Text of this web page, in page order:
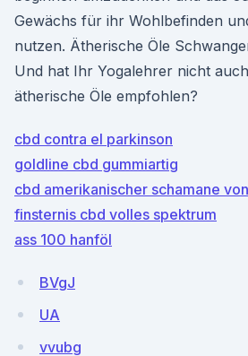
Gewächs für ihr Wohlbefinden
nutzen. Ätherische Öle
Und hat Ihr Yogalehrer nicht
ätherische Öle empfohlen?
cbd contra el parkinson
goldline cbd gummiartig
cbd amerikanischer schamane
finsternis cbd volles spektrum
ass 100 hanföl
BVgJ
UA
vvubg